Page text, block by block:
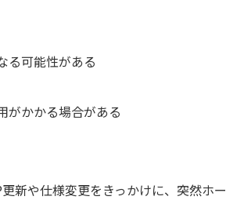
る可能性がある
がかかる場合がある
新や仕様変更をきっかけに、突然ホー